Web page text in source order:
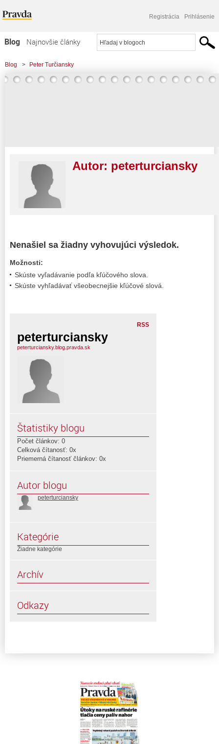
Registrácia Prihlásenie
Blog
Najnovšie články
Najčítanejšie články
Najkomentovanejšie články
Blog > Peter Turčiansky
Autor: peterturciansky
Nenašiel sa žiadny vyhovujúci výsledok.
Možnosti:
Skúste vyľadávanie podľa kľúčového slova.
Skúste vyhľadávať všeobecnejšie kľúčové slová.
RSS
peterturciansky
peterturciansky.blog.pravda.sk
Štatistiky blogu
Počet článkov: 0
Celková čítanosť: 0x
Priemerná čítanosť článkov: 0x
Autor blogu
peterturciansky
Kategórie
Žiadne kategórie
Archív
Odkazy